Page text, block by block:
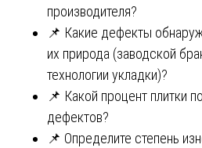
производителя?
📌 Какие дефекты
их природа (заводской
технологии укладки)?
📌 Какой процент плитки
дефектов?
📌 Определите степень